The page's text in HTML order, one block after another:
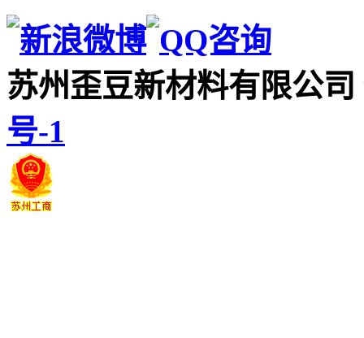
苏州歪豆新材料有限公
号-1